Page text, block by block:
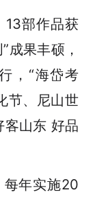
13部作品获
成果丰硕，
，“海岱考
节、尼山世
客山东 好品
每年实施20